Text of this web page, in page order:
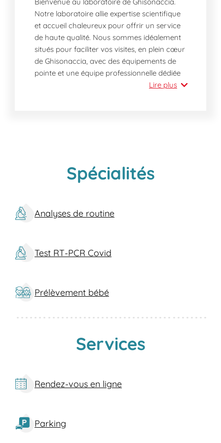
Notre laboratoire allie expertise scientifique
et accueil chaleureux pour offrir un service
de haute qualité. Nous sommes idéalement
situés pour faciliter vos visites, en plein cœur
de Ghisonaccia, avec des équipements de
pointe et une équipe professionnelle dédiée
à répondre à vos besoins médicaux.
Des résultats rapides et fiables.
Un accès facile et sans rendez-vous.
N'attendez plus pour prendre soin de
votre santé, venez nous voir dès
Notre laboratoire à Ghisonaccia propose
répondre à tous vos besoins médicaux :
spécifiques.
gestationnel, trisomie 21 (DPNI).
Lire plus
Spécialités
Analyses de routine
Test RT-PCR Covid
Prélèvement bébé
Services
Rendez-vous en ligne
Parking